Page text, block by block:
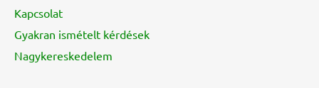
Kapcsolat
Gyakran ismételt kérdések
Nagykereskedelem